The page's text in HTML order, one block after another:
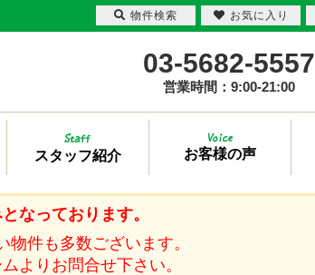
03-5682-5557
営業時間：9:00-21:00
スタッフ紹介 お客様の声
なっております。
件も多数ございます。
よりお問合せ下さい。
物件検索 お気に入り